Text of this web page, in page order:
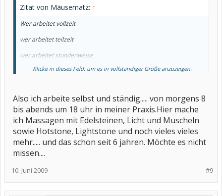
Zitat von Mäusematz: ↑
Wer arbeitet vollzeit
wer arbeitet teilzeit
wer arbeitet stundenweise
wer arbeitet nicht mehr
Klicke in dieses Feld, um es in vollständiger Größe anzuzeigen.
Also ich arbeite selbst und ständig..... von morgens 8
bis abends um 18 uhr in meiner Praxis.Hier mache
ich Massagen mit Edelsteinen, Licht und Muscheln
sowie Hotstone, Lightstone und noch vieles vieles
mehr..... und das schon seit 6 jahren. Möchte es nicht
missen....
#9
10. Juni 2009